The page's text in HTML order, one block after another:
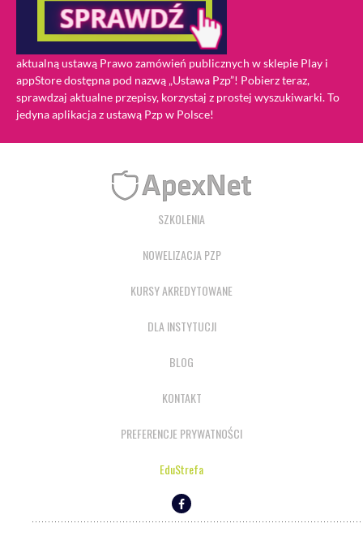
aktualną ustawą Prawo zamówień publicznych w sklepie Play i
appStore dostępna pod nazwą „Ustawa Pzp”! Pobierz teraz,
sprawdzaj aktualne przepisy, korzystaj z prostej wyszukiwarki. To
jedyna aplikacja z ustawą Pzp w Polsce!
SZKOLENIA
NOWELIZACJA PZP
KURSY AKREDYTOWANE
DLA INSTYTUCJI
BLOG
KONTAKT
PREFERENCJE PRYWATNOŚCI
EduStrefa